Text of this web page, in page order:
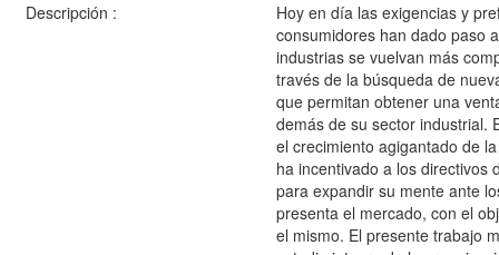
Descripción :
Hoy en día las exigencias y
consumidores han dado paso
industrias se vuelvan más
través de la búsqueda de
que permitan obtener una
demás de su sector industrial.
el crecimiento agigantado de
ha incentivado a los directivos
para expandir su mente ante
presenta el mercado, con el
el mismo. El presente trabajo